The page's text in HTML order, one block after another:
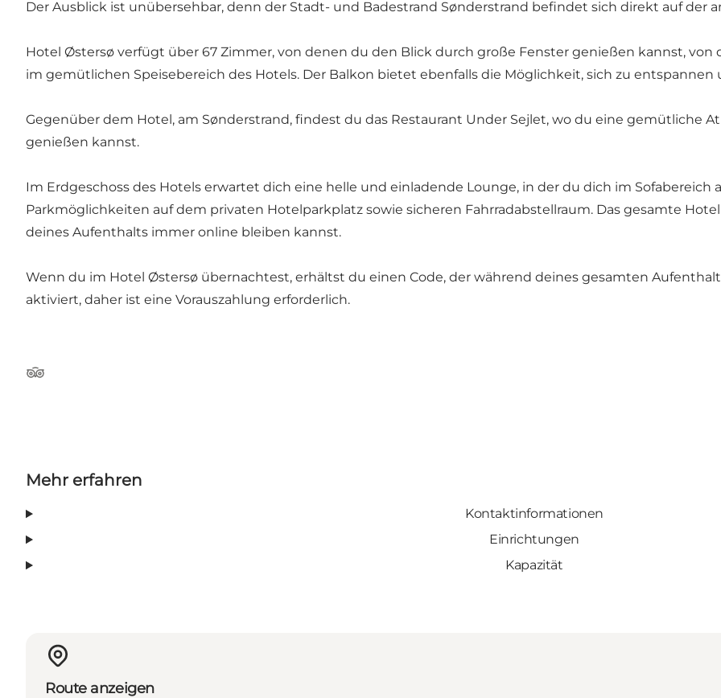
Der Ausblick ist unübersehbar, denn der Stadt- und Badestrand Sønderstrand befindet sich direkt auf der
Hotel Østersø verfügt über 67 Zimmer, von denen du den Blick durch große Fenster genießen kannst, von
im gemütlichen Speisebereich des Hotels. Der Balkon bietet ebenfalls die Möglichkeit, sich zu
Gegenüber dem Hotel, am Sønderstrand, findest du das Restaurant Under Sejlet, wo du eine gemütliche
genießen kannst.
Im Erdgeschoss des Hotels erwartet dich eine helle und einladende Lounge, in der du dich im
Parkmöglichkeiten auf dem privaten Hotelparkplatz sowie sicheren Fahrradabstellraum. Das gesamte
deines Aufenthalts immer online bleiben kannst.
Wenn du im Hotel Østersø übernachtest, erhältst du einen Code, der während deines gesamten
aktiviert, daher ist eine Vorauszahlung erforderlich.
TripAdvisor
Mehr erfahren
Kontaktinformationen
Einrichtungen
Kapazität
Route anzeigen